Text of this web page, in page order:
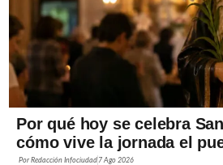
Por qué hoy se celebra
cómo vive la jornada el
PorRedacción Infociudad 7 Ago 2026